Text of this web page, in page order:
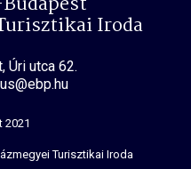
Iroda
Úri utca 62.
2021
Turisztikai Iroda